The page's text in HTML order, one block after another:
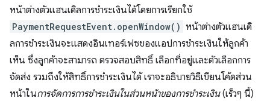
หน้าต่างตัวแฮนเดิลการชำระเงินได้โดยการเรียกใช้
PaymentRequestEvent.openWindow() หน้าต่างตัวแฮนเดิ
ลการชำระเงินจะแสดงอินเทอร์เฟซของแอปการชำระเงินให้ลูกค้า
เห็น ซึ่งลูกค้าจะสามารถ ตรวจสอบสิทธิ์ เลือกที่อยู่และตัวเลือกการ
จัดส่ง รวมถึงให้สิทธิ์การชำระเงินได้ เราจะอธิบายวิธีเขียนโค้ดส่วน
หน้าในการจัดการการชำระเงินในส่วนหน้าของการชำระเงิน(เร็วๆ นี้)